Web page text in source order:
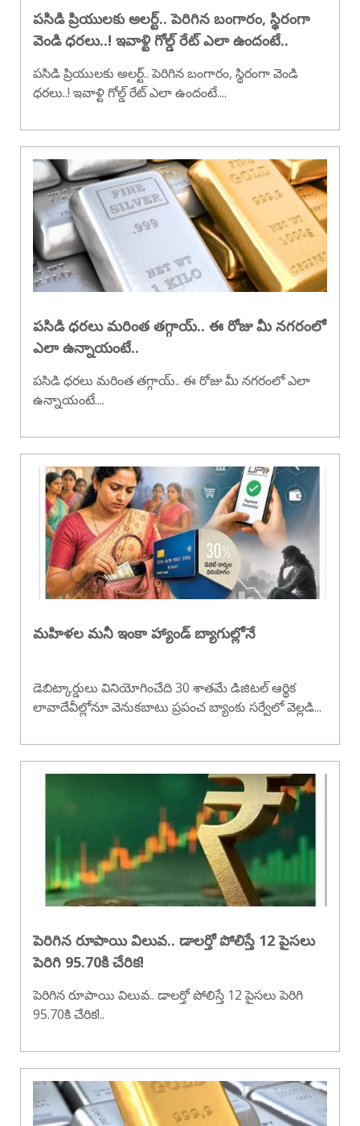
పసిడి ప్రియులకు అలర్ట్.. పెరిగిన బంగారం, స్థిరంగా
వెండి ధరలు..! ఇవాళ్టి గోల్డ్ రేట్ ఎలా ఉందంటే..
పసిడి ప్రియులకు అలర్ట్.. పెరిగిన బంగారం, స్థిరంగా వెండి
ధరలు..! ఇవాళ్టి గోల్డ్ రేట్ ఎలా ఉందంటే....
పసిడి ధరలు మరింత తగ్గాయ్.. ఈ రోజు మీ నగరంలో
ఎలా ఉన్నాయంటే..
పసిడి ధరలు మరింత తగ్గాయ్.. ఈ రోజు మీ నగరంలో ఎలా
ఉన్నాయంటే....
మహిళల మనీ ఇంకా హ్యాండ్ బ్యాగుల్లోనే
డెబిట్కార్డులు వినియోగించేది 30 శాతమే డిజిటల్ ఆర్థిక
లావాదేవీల్లోనూ వెనుకబాటు ప్రపంచ బ్యాంకు సర్వేలో వెల్లడి...
పెరిగిన రూపాయి విలువ.. డాలర్తో పోలిస్తే 12 పైసలు
పెరిగి 95.70కి చేరిక!
పెరిగిన రూపాయి విలువ.. డాలర్తో పోలిస్తే 12 పైసలు పెరిగి
95.70కి చేరిక!..